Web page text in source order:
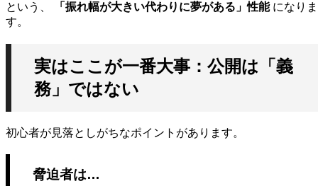
という、 「振れ幅が大きい代わりに夢がある」性能になりま
す。
実はここが一番大事：公開は「義
務」ではない
初心者が見落としがちなポイントがあります。
脅迫者は…